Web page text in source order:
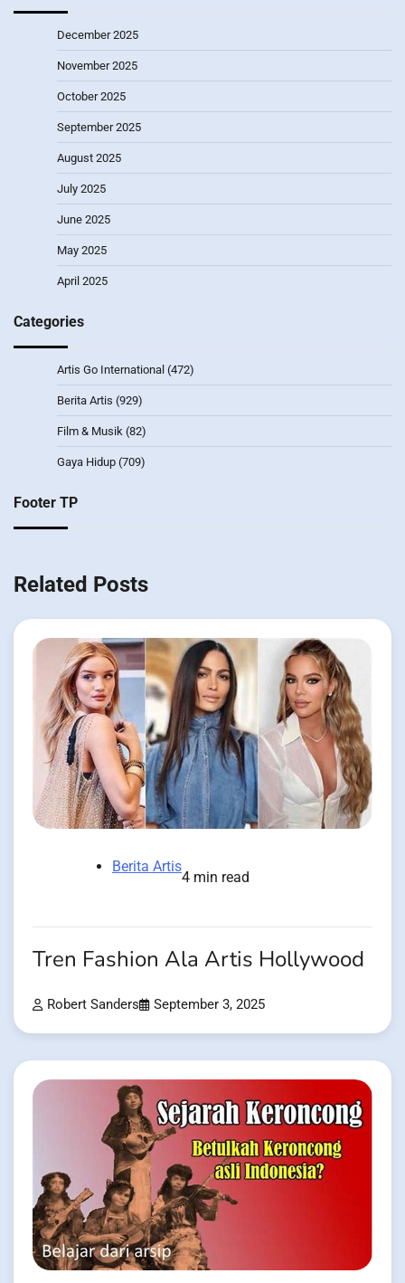
December 2025
November 2025
October 2025
September 2025
August 2025
July 2025
June 2025
May 2025
April 2025
Categories
Artis Go International (472)
Berita Artis (929)
Film & Musik (82)
Gaya Hidup (709)
Footer TP
Related Posts
Berita Artis
4 min read
Tren Fashion Ala Artis Hollywood
Robert Sanders September 3, 2025